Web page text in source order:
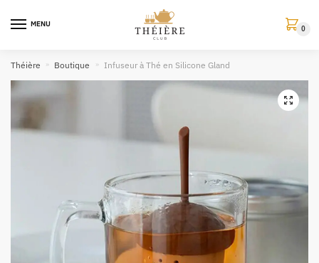
MENU
0
Théière » Boutique » Infuseur à Thé en Silicone Gland
🔍